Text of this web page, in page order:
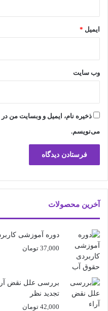
ایمیل *
وب‌ سایت
ذخیره نام، ایمیل و وبسایت من
می‌نویسم.
آخرین محصولات
دوره آموزشی
37,000 تومان
بررسی علل نقض
تجدید نظر
42,000 تومان